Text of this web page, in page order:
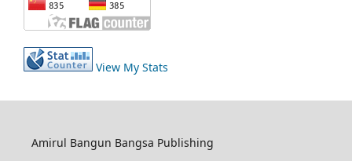
View My Stats
Amirul Bangun Bangsa Publishing